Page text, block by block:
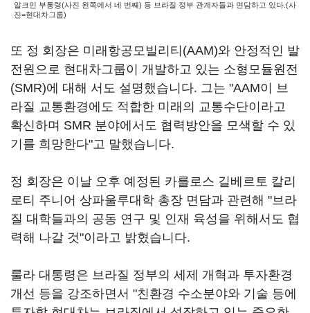
알크민 부통령(사진 왼쪽에서 네 번째) 등 브라질 정부 관계자들과 면담하고 있다.(사
진=현대차그룹)
또 정 회장은 미래항공모빌리티(AAM)와 안정적인 발
전원으로 현대차그룹이 개발하고 있는 소형모듈원전
(SMR)에 대해 서도 설명했습니다. 그는 "AAM이 브
라질 교통환경에도 적합한 미래의 교통수단이라고
확신하며 SMR 분야에서도 협력방안을 모색할 수 있
기를 희망한다"고 말했습니다.
정 회장은 이날 오후 예정된 카를로스 길베르토 칼리
로티 주니어 상파울루대학 총장 면담과 관련해 "브라
질 대학들과의 공동 연구 및 인재 육성을 위해서도 협
력해 나갈 것"이라고 밝혔습니다.
룰라 대통령은 브라질 정부의 세제 개혁과 투자환경
개선 등을 강조하면서 "친환경 수소분야와 기술 등에